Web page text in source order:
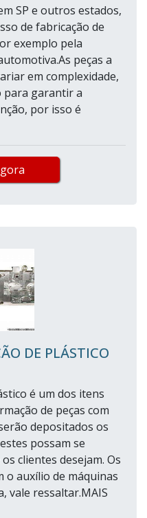
SP e outros estados,
de fabricação de
exemplo pela
peças a
em complexidade,
para garantir a
por isso é
DE PLÁSTICO
é um dos itens
de peças com
depositados os
possam se
clientes desejam. Os
o auxílio de máquinas
vale ressaltar.MAIS